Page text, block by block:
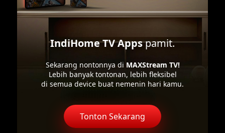
IndiHome TV Appspamit.
Sekarang nontonnya di MAXStream TV!
Lebih banyak tontonan, lebih fleksibel
di semua device buat nemenin hari kamu.
Tonton Sekarang